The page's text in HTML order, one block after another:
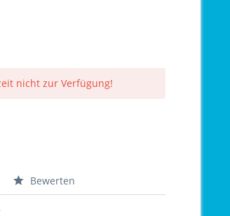
nicht zur Verfügung!
Bewerten